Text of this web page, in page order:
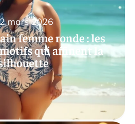
femme ronde : les
qui affinent la
mars 2026